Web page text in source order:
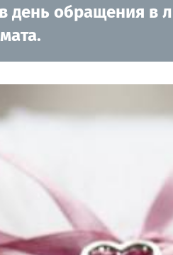
обращения в